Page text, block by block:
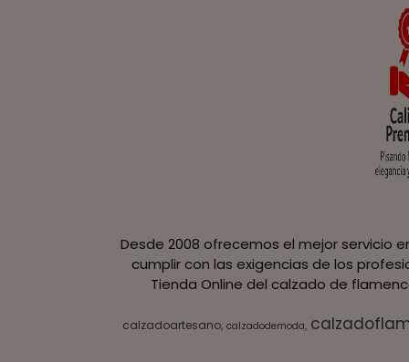
Desde 2008 ofrecemos el mejor servicio
cumplir con las exigencias de los
Tienda Online del calzado de
calzadoartesano calzadodemoda